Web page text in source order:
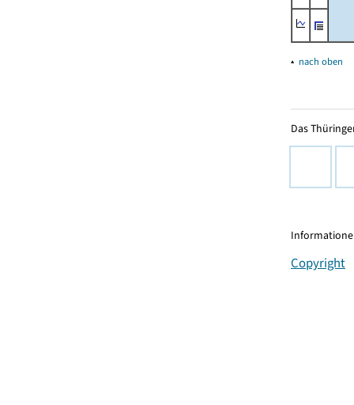
▴ nach oben
Das
Copyright